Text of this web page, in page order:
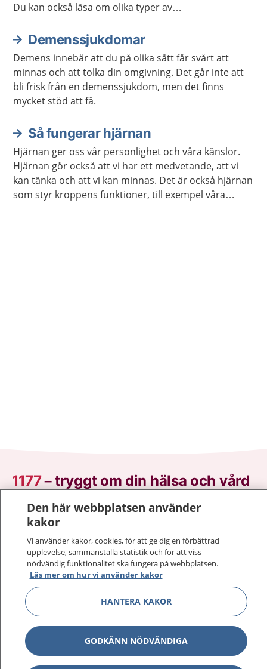
Du kan också läsa om olika typer av
avslappningsövningar.
Demenssjukdomar
Demens innebär att du på olika sätt får svårt att
minnas och att tolka din omgivning. Det går inte att
bli frisk från en demenssjukdom, men det finns
mycket stöd att få.
Så fungerar hjärnan
Hjärnan ger oss vår personlighet och våra känslor.
Hjärnan gör också att vi har ett medvetande, att vi
kan tänka och att vi kan minnas. Det är också hjärnan
som styr kroppens funktioner, till exempel våra
1177–tryggt om din hälsa och vård
På 1177.se får du råd om hälsa och information om
sjukdomar och vilka mottagningar du kan kontakta.
Logga in för att läsa din journal och göra dina
vårdärenden. Ring telefonnummer 1177 för
sjukvårdsrådgivning dygnet runt.
1177 ger dig råd när du vill må bättre.
Visa
Den här webbplatsen använder
kakor
Vi använder kakor, cookies, för att ge dig en förbättrad
upplevelse, sammanställa statistik och för att viss
nödvändig funktionalitet ska fungera på webbplatsen.
Läs mer om hur vi använder kakor
HANTERA KAKOR
GODKÄNN NÖDVÄNDIGA